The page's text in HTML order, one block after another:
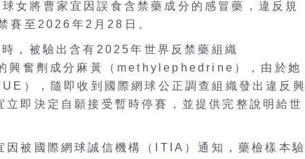
女將曹家宜因誤食含禁藥成分的感冒藥，違反規
賽至2026年2月28日。
，被驗出含有2025年世界反禁藥組織
興奮劑成分麻黃（methylephedrine），由於她
），隨即收到國際網球公正調查組織發出違反興
立即決定自願接受暫時停賽，並提供完整說明給世
因被國際網球誠信機構（ITIA）通知，藥檢樣本驗